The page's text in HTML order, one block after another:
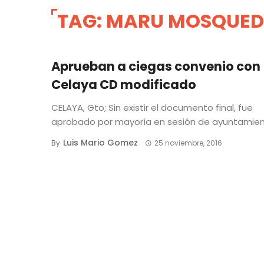
TAG: MARU
Aprueban a ciegas convenio con
Celaya CD modificado
CELAYA, Gto; Sin existir el documento final, fue
aprobado por mayoría en sesión de
By Luis Mario Gomez 25 noviembre, 2016